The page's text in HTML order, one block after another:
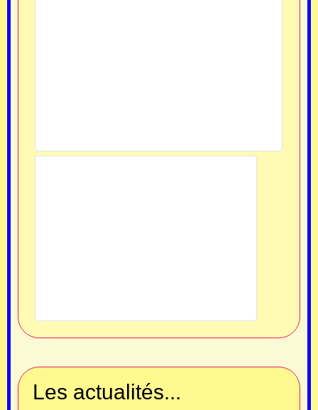
Les actualités...